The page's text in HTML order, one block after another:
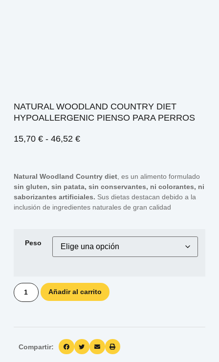
NATURAL WOODLAND COUNTRY DIET
HYPOALLERGENIC PIENSO PARA PERROS
15,70 € - 46,52 €
Natural Woodland Country diet , es un alimento formulado
sin gluten, sin patata, sin conservantes, ni colorantes, ni
saborizantes artificiales. Sus dietas destacan debido a la
inclusión de ingredientes naturales de gran calidad
Peso
Añadir al carrito
Compartir: